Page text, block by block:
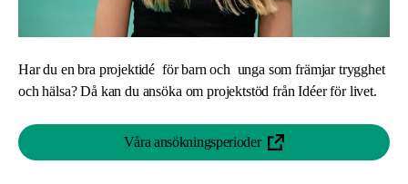
Har du en bra projektidé för barn och unga som främjar trygghet
och hälsa? Då kan du ansöka om projektstöd från Idéer för livet.
Våra ansökningsperioder